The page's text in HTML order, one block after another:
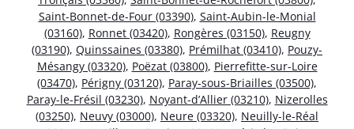
Saint-Bonnet-de-Four (03390), Saint-Aubin-le-Monial
(03160), Ronnet (03420), Rongères (03150), Reugny
(03190), Quinssaines (03380), Prémilhat (03410), Pouzy-
Mésangy (03320), Poëzat (03800), Pierrefitte-sur-Loire
(03470), Périgny (03120), Paray-sous-Briailles (03500),
Paray-le-Frésil (03230), Noyant-d’Allier (03210), Nizerolles
(03250), Neuvy (03000), Neure (03320), Neuilly-le-Réal